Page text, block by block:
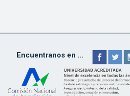
Encuentranos en ...